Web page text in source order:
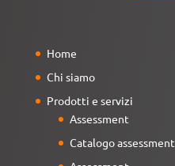
Home
Chi siamo
Prodotti e servizi
Assessment
Catalogo assessment